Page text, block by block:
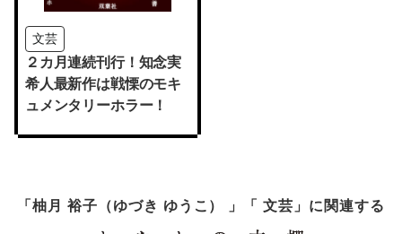
文芸
２カ月連続刊行！知念実
希人最新作は戦慄のモキ
ュメンタリーホラー！
「柚月 裕子（ゆづき ゆうこ） 」「 文芸」に関連する